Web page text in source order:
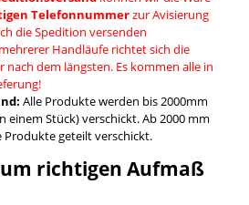
Telefonnummerzur Avisierung
die Spedition versenden
Handläufe richtet sich die
nach dem längsten. Es kommen alle in
Alle Produkte werden bis 2000mm
einem Stück) verschickt. Ab 2000 mm
Produkte geteilt verschickt.
richtigen Aufmaß